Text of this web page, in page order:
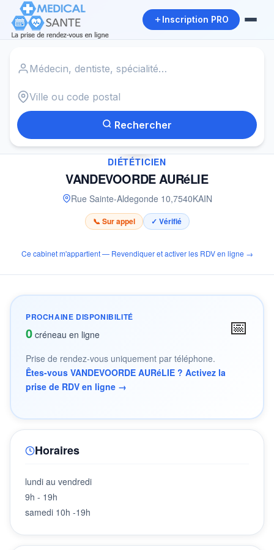
Inscription PRO
Rechercher
✓
DIÉTÉTICIEN
VANDEVOORDE AURéLIE
Rue Sainte-Aldegonde 10,7540KAIN
📞 Sur appel ✓ Vérifié
Ce cabinet m'appartient — Revendiquer et activer les RDV en ligne →
PROCHAINE DISPONIBILITÉ
0 créneau en ligne 📅
Prise de rendez-vous uniquement par téléphone.
Êtes-vous VANDEVOORDE AURéLIE ? Activez la
prise de RDV en ligne →
Horaires
lundi au vendredi
9h - 19h
samedi 10h -19h